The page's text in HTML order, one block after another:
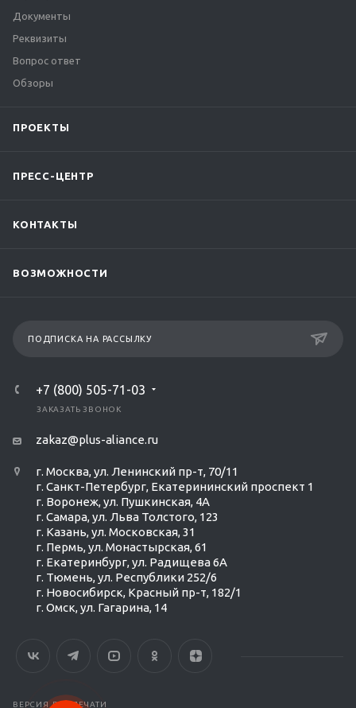
Ольга Кравченко
вас появятся вопросы.
Документы
Реквизиты
Вопрос ответ
Обзоры
ПРОЕКТЫ
ПРЕСС-ЦЕНТР
КОНТАКТЫ
ВОЗМОЖНОСТИ
ПОДПИСКА НА РАССЫЛКУ
+7 (800) 505-71-03
ЗАКАЗАТЬ ЗВОНОК
zakaz@plus-aliance.ru
г. Москва, ул. Ленинский пр-т, 70/11
г. Санкт-Петербург, Екатерининский проспект 1
г. Воронеж, ул. Пушкинская, 4А
г. Самара, ул. Льва Толстого, 123
г. Казань, ул. Московская, 31
г. Пермь, ул. Монастырская, 61
г. Екатеринбург, ул. Радищева 6А
г. Тюмень, ул. Республики 252/6
г. Новосибирск, Красный пр-т, 182/1
г. Омск, ул. ​Гагарина, 14
ВЕРСИЯ ДЛЯ ПЕЧАТИ